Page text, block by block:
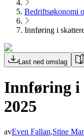
Bedriftsøkonomi
Innføring i
Last ned omslag
Innføring i
2025
avEven Fallan,Stine